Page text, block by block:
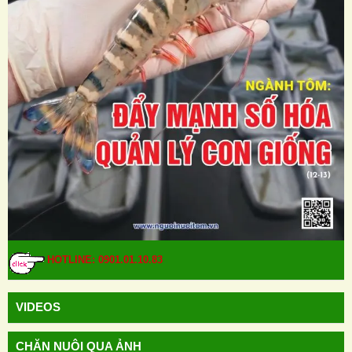
HOTLINE: 0901.01.10.83
VIDEOS
CHĂN NUÔI QUA ẢNH